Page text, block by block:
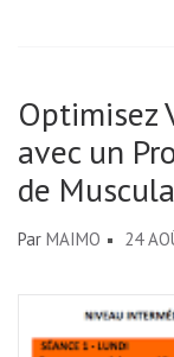
Optimisez
avec un
de
Par MAIMO 24